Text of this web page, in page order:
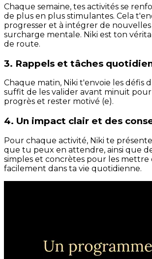
Chaque semaine, tes activités se
de plus en plus stimulantes. Cela
progresser et à intégrer de
surcharge mentale. Niki est ton
de route.
3. Rappels et tâches
Chaque matin, Niki t'envoie les défis
suffit de les valider avant minuit
progrès et rester motivé (e).
4. Un impact clair et des
Pour chaque activité, Niki te
que tu peux en attendre, ainsi que
simples et concrètes pour les mettre
facilement dans ta vie quotidienne.